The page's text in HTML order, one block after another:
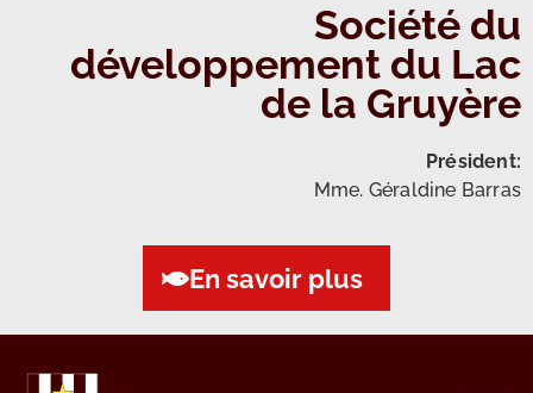
Société du
développement du Lac
de la Gruyère
Président:
Mme. Géraldine Barras
En savoir plus